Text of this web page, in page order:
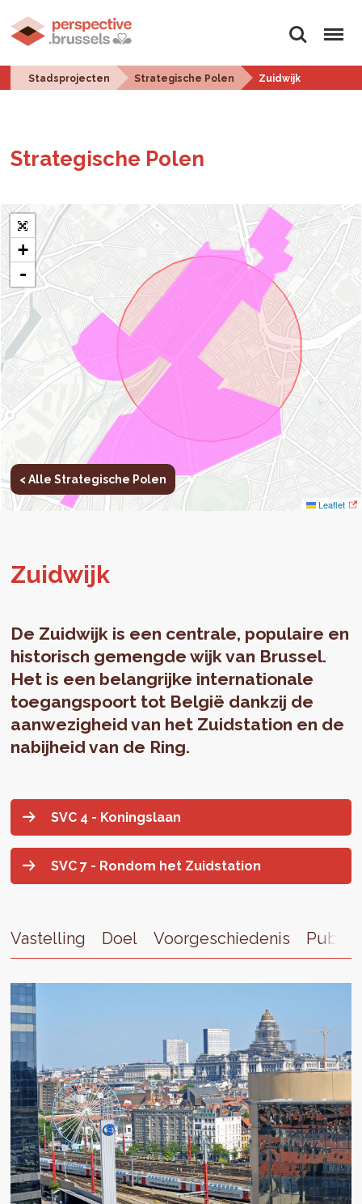
Zoeken Menu
Stadsprojecten Strategische Polen Zuidwijk
Stra­te­gi­sche Polen
+
-
Leaflet
< Alle Strategische Polen
Zuid­wijk
De Zuidwijk is een centrale, populaire en
historisch gemengde wijk van Brussel.
Het is een belangrijke internationale
toegangspoort tot België dankzij de
aanwezigheid van het Zuidstation en de
nabijheid van de Ring.
SVC 4 - Koningslaan
SVC 7 - Rondom het Zuidstation
Vastelling Doel Voorgeschiedenis